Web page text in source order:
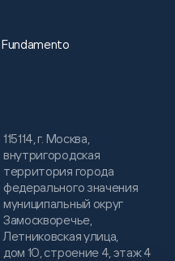
Fundamento
115114, г. Москва,
внутригородская
территория города
федерального значения
муниципальный округ
Замоскворечье,
Летниковская улица,
дом 10, строение 4, этаж 4